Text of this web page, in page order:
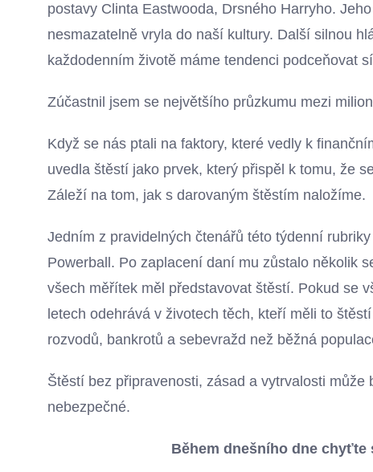
postavy Clinta Eastwooda, Drsného Harryho.
nesmazatelně vryla do naší kultury. Další silnou
každodenním životě máme tendenci podceňovat
Zúčastnil jsem se největšího průzkumu mezi
Když se nás ptali na faktory, které vedly k
uvedla štěstí jako prvek, který přispěl k tomu, že
Záleží na tom, jak s darovaným štěstím naložíme.
Jedním z pravidelných čtenářů této týdenní
Powerball. Po zaplacení daní mu zůstalo několik
všech měřítek měl představovat štěstí. Pokud se
letech odehrává v životech těch, kteří měli to
rozvodů, bankrotů a sebevražd než běžná
Štěstí bez připravenosti, zásad a vytrvalosti
nebezpečné.
Během dnešního dne chyťte